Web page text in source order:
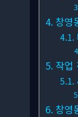
창영
작업
창영